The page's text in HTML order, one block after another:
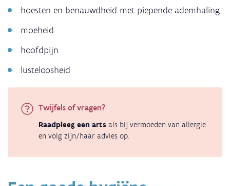
hoesten en benauwdheid met piepende ademhaling
moeheid
hoofdpijn
lusteloosheid
Twijfels of vragen?
Raadpleeg een arts als bij vermoeden van allergie
en volg zijn/haar advies op.